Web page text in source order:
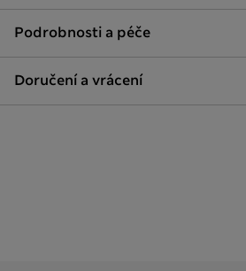
Podrobnosti a péče
Doručení a vrácení